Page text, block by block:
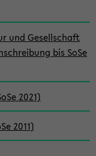
und Gesellschaft
bis SoSe
2021)
2011)